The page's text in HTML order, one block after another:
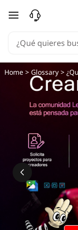
Q
e
Ir al contenido
Home> Glossary>